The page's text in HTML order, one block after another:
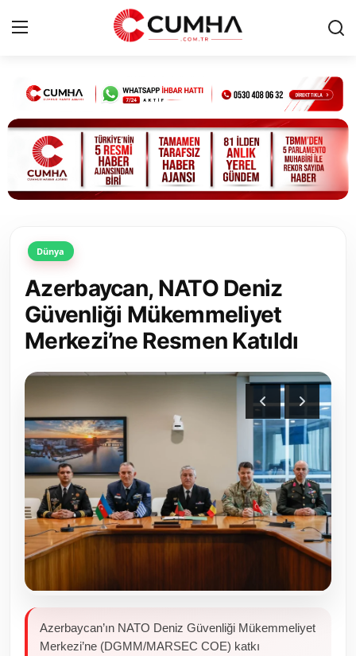
Kurumsal
Cumhurbaşkanlığı
Bakanlıklar
Siyasi Partiler
Yerel Yönetimler
Mülki İdare
Toplum ve Yaşam
Sivil Toplum Kuruluşları
Kamu Kurumları ve Üst Kurullar
Resmi Reklamlar
Dünya
Azerbaycan, NATO Deniz
Güvenliği Mükemmeliyet
Merkezi’ne Resmen Katıldı
Azerbaycan’ın NATO Deniz Güvenliği Mükemmeliyet
Merkezi’ne (DGMM/MARSEC COE) katkı